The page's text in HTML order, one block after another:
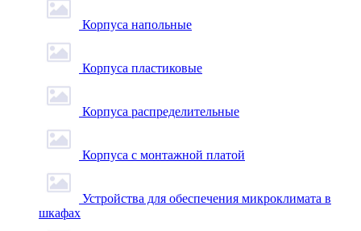
Корпуса напольные
Корпуса пластиковые
Корпуса распределительные
Корпуса с монтажной платой
Устройства для обеспечения микроклимата в
шкафах